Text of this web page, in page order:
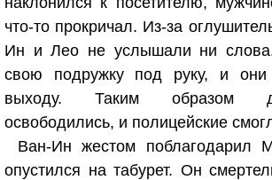
что-то прокричал. Из-за
Ин и Лео не услышали ни
свою подружку под руку, и они
выходу. Таким образом
освободились, и полицейские
Ван-Ин жестом поблагодарил
опустился на табурет. Он